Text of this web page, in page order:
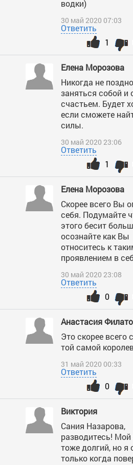
водки)
30 май 2020 07:03
Ответить
1
Елена Морозова
Никогда не поздно
заняться собой и
счастьем. Будет
если сможете
силы.
30 май 2020 23:06
Ответить
1
Елена Морозова
Скорее всего Вы
себя. Подумайте
этого бесит
осознайте как Вы
относитесь к
проявлением в
30 май 2020 23:08
Ответить
0
Анастасия
Это скорее всего
той самой
31 май 2020 00:33
Ответить
0
Виктория
Сания Назарова,
разводитесь! Мой
тоже долгий, но я
только когда